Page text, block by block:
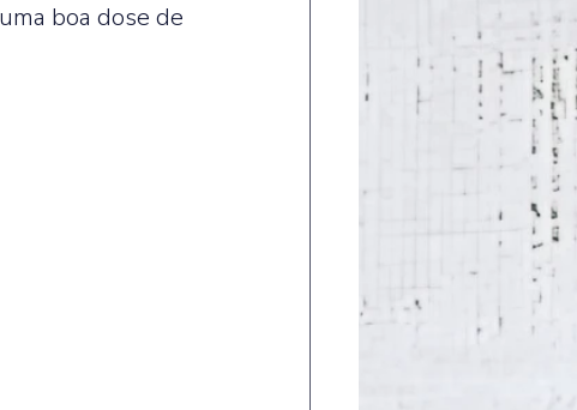
boa dose de